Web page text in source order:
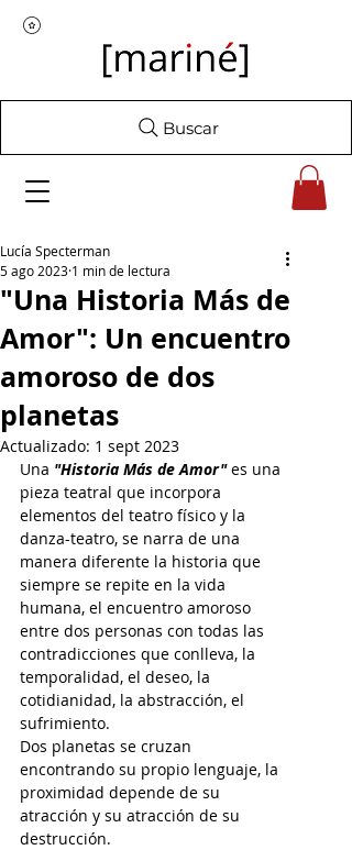
Buscar
"Una Historia Más de
Amor": Un encuentro
amoroso de dos
planetas
Lucía Specterman
5 ago 2023 1 min de lectura
Actualizado: 1 sept 2023
Una "Historia Más de Amor" es una
pieza teatral que incorpora
elementos del teatro físico y la
danza-teatro, se narra de una
manera diferente la historia que
siempre se repite en la vida
humana, el encuentro amoroso
entre dos personas con todas las
contradicciones que conlleva, la
temporalidad, el deseo, la
cotidianidad, la abstracción, el
sufrimiento.
Dos planetas se cruzan
encontrando su propio lenguaje, la
proximidad depende de su
atracción y su atracción de su
destrucción.